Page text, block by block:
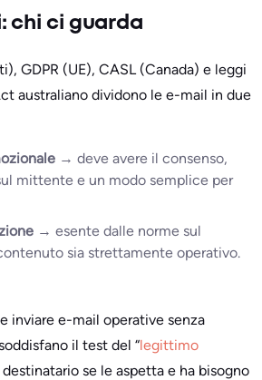
chi ci guarda
GDPR (UE), CASL (Canada) e leggi
australiano dividono le e-mail in due
→ deve avere il consenso,
mittente e un modo semplice per
→ esente dalle norme sul
sia strettamente operativo.
inviare e-mail operative senza
il test del “legittimo
destinatario se le aspetta e ha bisogno